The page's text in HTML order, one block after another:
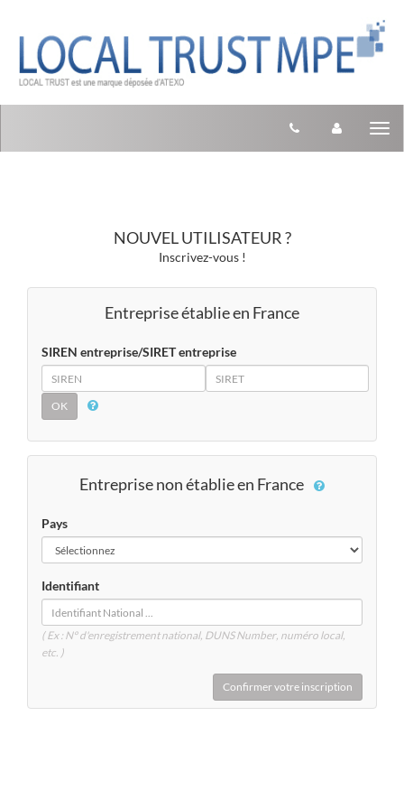
NOUVEL UTILISATEUR ?
Inscrivez-vous !
Entreprise établie en France
SIREN entreprise/SIRET entreprise
SIREN
SIRET
Entreprise non établie en France
Pays
Identifiant
( Ex : N° d'enregistrement national, DUNSNumber, numéro local,
etc. )